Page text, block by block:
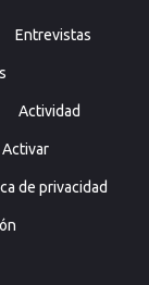
Entrevistas
Actividad
Activar
de privacidad